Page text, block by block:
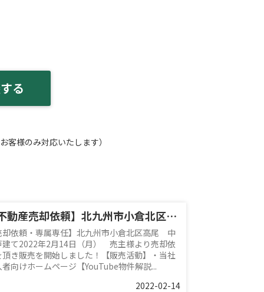
る
客様のみ対応いたします）
【不動産売却依頼】北九州市小倉北区高尾 中古戸建て
却依頼・専属専任】北九州市小倉北区高尾 中
建て2022年2月14日（月） 売主様より売却依
頂き販売を開始しました！【販売活動】・当社
者向けホームページ【YouTube物件解説...
2022-02-14